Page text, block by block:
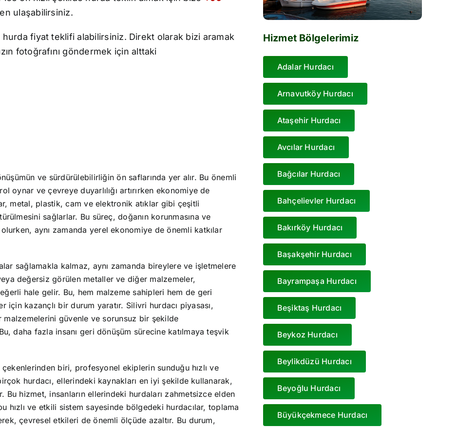
ulaşabilirsiniz.
fiyat teklifi alabilirsiniz. Direkt olarak bizi aramak
fotoğrafını göndermek için alttaki
ve sürdürülebilirliğin ön saflarında yer alır. Bu önemli
oynar ve çevreye duyarlılığı artırırken ekonomiye de
metal, plastik, cam ve elektronik atıklar gibi çeşitli
sağlarlar. Bu süreç, doğanın korunmasına ve
olurken, aynı zamanda yerel ekonomiye de önemli katkılar
sağlamakla kalmaz, aynı zamanda bireylere ve işletmelere
değersiz görülen metaller ve diğer malzemeler,
hale gelir. Bu, hem malzeme sahipleri hem de geri
kazançlı bir durum yaratır. Silivri hurdacı piyasası,
güvenle ve sorunsuz bir şekilde
daha fazla insanı geri dönüşüm sürecine katılmaya teşvik
biri, profesyonel ekiplerin sunduğu hızlı ve
hurdacı, ellerindeki kaynakları en iyi şekilde kullanarak,
hizmet, insanların ellerindeki hurdaları zahmetsizce elden
hızlı ve etkili sistem sayesinde bölgedeki hurdacılar, toplama
çevresel etkileri de önemli ölçüde azaltır. Bu durum,
Hizmet Bölgelerimiz
Adalar Hurdacı
Arnavutköy Hurdacı
Ataşehir Hurdacı
Avcılar Hurdacı
Bağcılar Hurdacı
Bahçelievler Hurdacı
Bakırköy Hurdacı
Başakşehir Hurdacı
Bayrampaşa Hurdacı
Beşiktaş Hurdacı
Beykoz Hurdacı
Beylikdüzü Hurdacı
Beyoğlu Hurdacı
Büyükçekmece Hurdacı